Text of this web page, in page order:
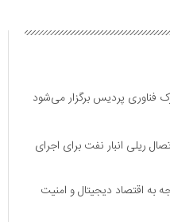
ریلی انبار نفت برای اجرای
به اقتصاد دیجیتال و امنیت